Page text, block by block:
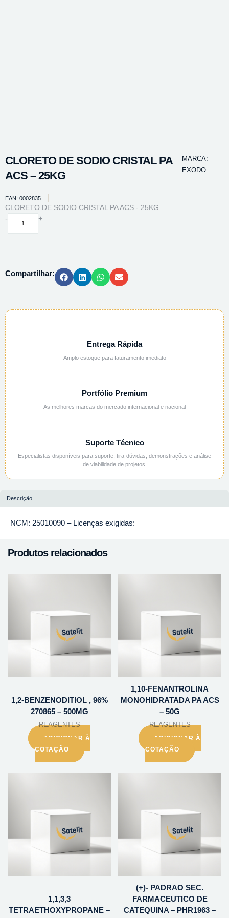
CLORETO DE SODIO CRISTAL PA
ACS – 25KG
MARCA:
EXODO
EAN: 0002835
CLORETO DE SODIO CRISTAL PA ACS - 25KG
-
CLORETO
ACS
quantidade
+
Compartilhar:
Entrega Rápida
Amplo estoque para faturamento imediato
Portfólio Premium
As melhores marcas do mercado internacional e nacional
Suporte Técnico
Especialistas disponíveis para suporte, tira-dúvidas, demonstrações e análise
de viabilidade de projetos.
Descrição
NCM: 25010090 – Licenças exigidas:
Produtos relacionados
1,2-BENZENODITIOL , 96%
270865 – 500MG
REAGENTES
ADICIONAR À
COTAÇÃO
1,10-FENANTROLINA
MONOHIDRATADA PA ACS
– 50G
REAGENTES
ADICIONAR À
COTAÇÃO
1,1,3,3
TETRAETHOXYPROPANE –
(+)- PADRAO SEC.
FARMACEUTICO DE
CATEQUINA – PHR1963 –